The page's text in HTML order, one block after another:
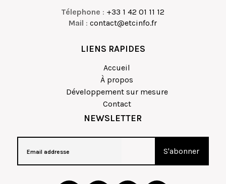
Télephone : +33 1 42 01 11 12
Mail :contact@etcinfo.fr
LIENS RAPIDES
Accueil
À propos
Développement sur mesure
Contact
NEWSLETTER